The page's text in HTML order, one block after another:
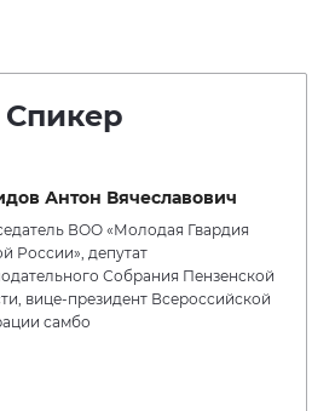
Спикер
Антон Вячеславович
ВОО «Молодая Гвардия
России», депутат
Собрания Пензенской
вице-президент Всероссийской
самбо